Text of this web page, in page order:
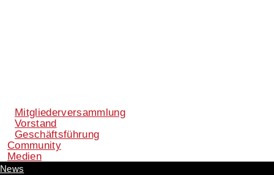
Mitgliederversammlung
Vorstand
Geschäftsführung
Community
Medien
News